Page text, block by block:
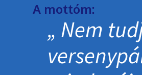
A mottóm:
Nem